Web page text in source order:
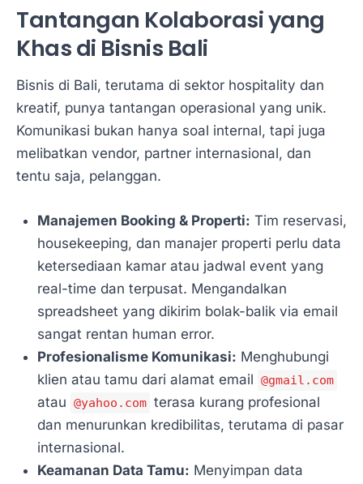
Tantangan Kolaborasi yang
Khas di Bisnis Bali
Bisnis di Bali, terutama di sektor hospitality dan
kreatif, punya tantangan operasional yang unik.
Komunikasi bukan hanya soal internal, tapi juga
melibatkan vendor, partner internasional, dan
tentu saja, pelanggan.
Manajemen Booking & Properti: Tim reservasi,
housekeeping, dan manajer properti perlu data
ketersediaan kamar atau jadwal event yang
real-time dan terpusat. Mengandalkan
spreadsheet yang dikirim bolak-balik via email
sangat rentan human error.
Profesionalisme Komunikasi: Menghubungi
klien atau tamu dari alamat email @gmail.com
atau @yahoo.com terasa kurang profesional
dan menurunkan kredibilitas, terutama di pasar
internasional.
Keamanan Data Tamu: Menyimpan data